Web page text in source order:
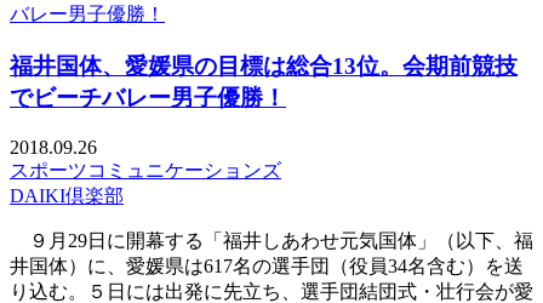
福井国体、愛媛県の目標は総合13位。会期前競技
でビーチバレー男子優勝！
2018.09.26
スポーツコミュニケーションズ
DAIKI倶楽部
９月29日に開幕する「福井しあわせ元気国体」（以下、福
井国体）に、愛媛県は617名の選手団（役員34名含む）を送
り込む。５日には出発に先立ち、選手団結団式・壮行会が愛